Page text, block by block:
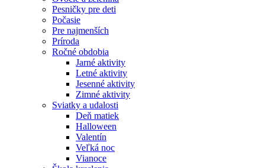
Pesničky pre deti
Počasie
Pre najmenších
Príroda
Ročné obdobia
Jarné aktivity
Letné aktivity
Jesenné aktivity
Zimné aktivity
Sviatky a udalosti
Deň matiek
Halloween
Valentín
Veľká noc
Vianoce